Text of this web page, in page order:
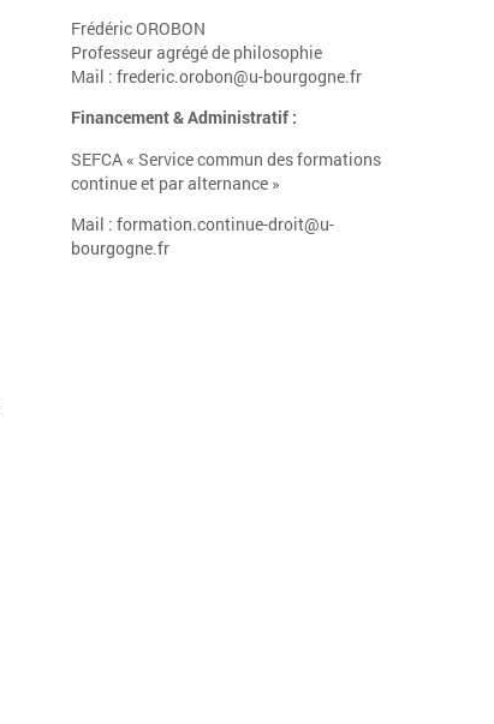
Frédéric OROBON
Professeur agrégé de philosophie
Mail : frederic.orobon@u-bourgogne.fr
Financement & Administratif :
SEFCA « Service commun des formations
continue et par alternance »
Mail : formation.continue-droit@u-
bourgogne.fr